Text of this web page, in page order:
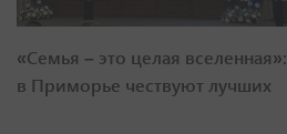
«Семья – это целая вселенная»:
в Приморье чествуют лучших